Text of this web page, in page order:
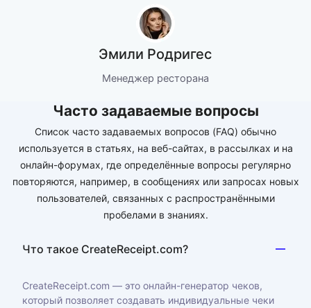
Эмили Родригес
Менеджер ресторана
Часто задаваемые вопросы
Список часто задаваемых вопросов (FAQ) обычно
используется в статьях, на веб-сайтах, в рассылках и на
онлайн-форумах, где определённые вопросы регулярно
повторяются, например, в сообщениях или запросах новых
пользователей, связанных с распространёнными
пробелами в знаниях.
Что такое CreateReceipt.com?
CreateReceipt.com — это онлайн-генератор чеков,
который позволяет создавать индивидуальные чеки